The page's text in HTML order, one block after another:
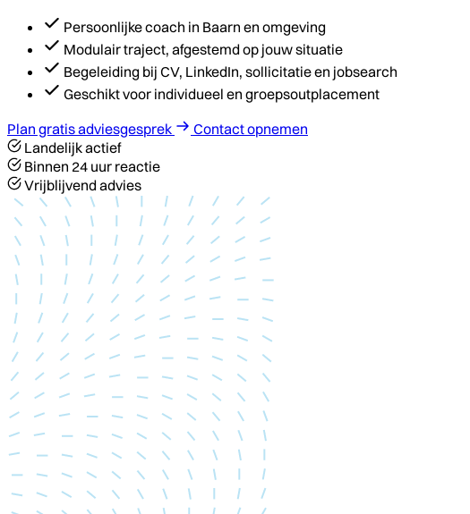
Persoonlijke coach in Baarn en omgeving
Modulair traject, afgestemd op jouw situatie
Begeleiding bij CV, LinkedIn, sollicitatie en jobsearch
Geschikt voor individueel en groepsoutplacement
Plan gratis adviesgesprek
Contact opnemen
Landelijk actief
Binnen 24 uur reactie
Vrijblijvend advies